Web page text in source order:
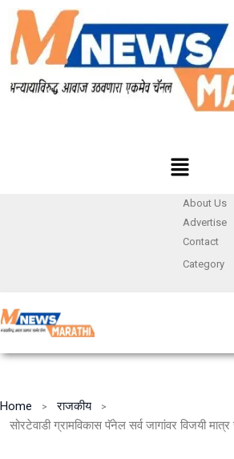
About Us
Advertise
Contact
Category
Home
राजकीय